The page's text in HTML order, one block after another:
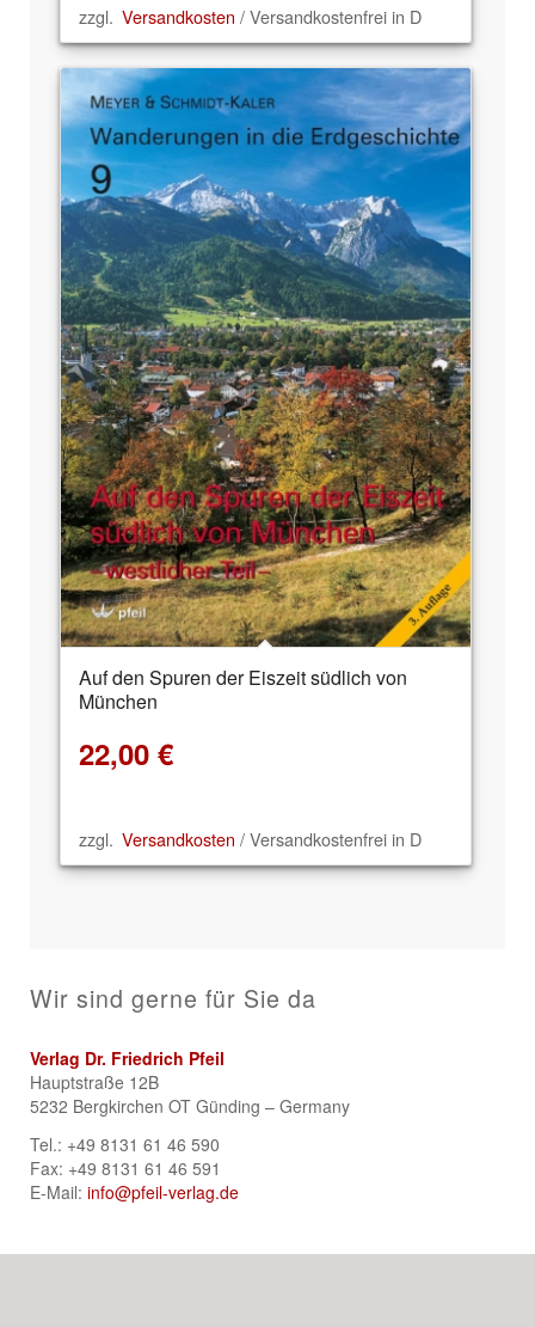
zzgl. Versandkosten / Versandkostenfrei in D
Auf den Spuren der Eiszeit südlich von
München
22,00 €
zzgl. Versandkosten / Versandkostenfrei in D
Wir sind gerne für Sie da
Verlag Dr. Friedrich Pfeil
Hauptstraße 12B
5232 Bergkirchen OT Günding – Germany
Tel.: +49 8131 61 46 590
Fax: +49 8131 61 46 591
E-Mail: info@pfeil-verlag.de